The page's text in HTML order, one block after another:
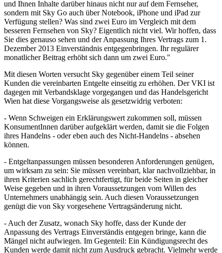
und Ihnen Inhalte darüber hinaus nicht nur auf dem Fernseher,
sondern mit Sky Go auch über Notebook, iPhone und iPad zur
Verfügung stellen? Was sind zwei Euro im Vergleich mit dem
besseren Fernsehen von Sky? Eigentlich nicht viel. Wir hoffen, dass
Sie dies genauso sehen und der Anpassung Ihres Vertrags zum 1.
Dezember 2013 Einverständnis entgegenbringen. Ihr regulärer
monatlicher Beitrag erhöht sich dann um zwei Euro."
Mit diesen Worten versucht Sky gegenüber einem Teil seiner
Kunden die vereinbarten Entgelte einseitig zu erhöhen. Der VKI ist
dagegen mit Verbandsklage vorgegangen und das Handelsgericht
Wien hat diese Vorgangsweise als gesetzwidrig verboten:
- Wenn Schweigen ein Erklärungswert zukommen soll, müssen
KonsumentInnen darüber aufgeklärt werden, damit sie die Folgen
ihres Handelns - oder eben auch des Nicht-Handelns - absehen
können.
- Entgeltanpassungen müssen besonderen Anforderungen genügen,
um wirksam zu sein: Sie müssen vereinbart, klar nachvollziehbar, in
ihren Kriterien sachlich gerechtfertigt, für beide Seiten in gleicher
Weise gegeben und in ihren Voraussetzungen vom Willen des
Unternehmers unabhängig sein. Auch diesen Voraussetzungen
genügt die von Sky vorgesehene Vertragsänderung nicht.
- Auch der Zusatz, wonach Sky hoffe, dass der Kunde der
Anpassung des Vertrags Einverständis entgegen bringe, kann die
Mängel nicht aufwiegen. Im Gegenteil: Ein Kündigungsrecht des
Kunden werde damit nicht zum Ausdruck gebracht. Vielmehr werde